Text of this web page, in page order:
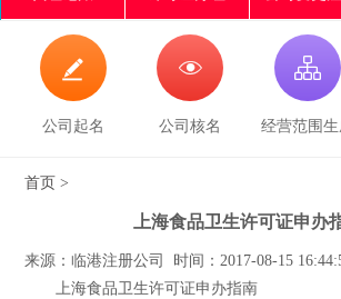

公司起名

公司核名

经营范围
首页 >
上海食品卫生许可证申办
来源：临港注册公司 时间：2017-08-15
上海食品卫生许可证申办指南